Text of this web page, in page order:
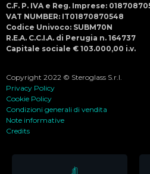
C.F. P. IVA e Reg. Imprese:
VAT NUMBER: IT01870870548
Codice Univoco: SUBM70N
R.E.A. C.C.I.A. di Perugia n. 164737
Capitale sociale € 103.000,00 i.v.
Copyright 2022 © Steroglass S.r.l.
Privacy Policy
Cookie Policy
Condizioni generali di vendita
Note informative
Credits